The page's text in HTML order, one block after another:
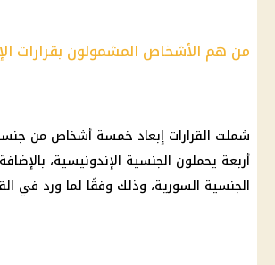
من هم الأشخاص المشمولون بقرارات
شملت القرارات إبعاد خمسة أشخاص من
أربعة يحملون الجنسية الإندونيسية،
الجنسية السورية، وذلك وفقًا لما ورد في